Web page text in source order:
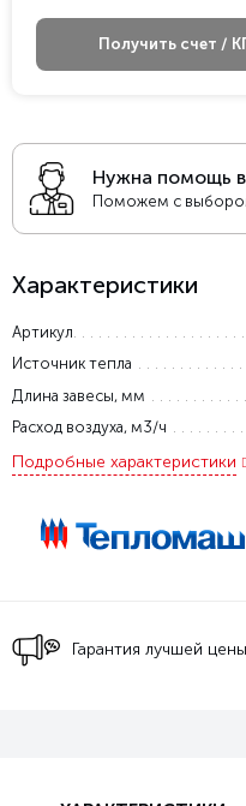
Нужна помощь
Поможем с
Характеристики
Артикул
Источник тепла
Длина завесы, мм
Расход воздуха, м3/ч
Подробные характеристики
Получить счет /
Гарантия лучшей цены